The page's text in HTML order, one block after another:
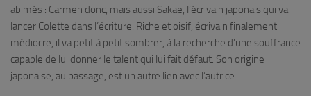
abimés : Carmen donc, mais aussi Sakae, l’écrivain japonais qui va
lancer Colette dans l’écriture. Riche et oisif, écrivain finalement
médiocre, il va petit à petit sombrer, à la recherche d’une souffrance
capable de lui donner le talent qui lui fait défaut. Son origine
japonaise, au passage, est un autre lien avec l’autrice.